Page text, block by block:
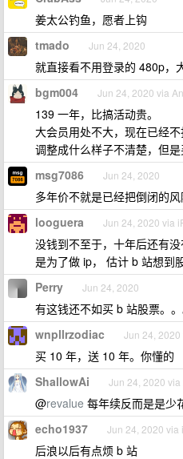
姜太公钓鱼，愿者上钩
tmado Jun 24, 2020
就直接看不用登录的 480p，
bgm004 Jun 24, 2020 via
139 一年，比搞活动贵。
大会员用处不大，现在已经
调整成什么样子不清楚，但是
msg7086 Jun 24, 2020
多年价不就是已经把倒闭的风
looguera Jun 24, 2020 via
没钱到不至于，十年后还有
是为了做 ip， 估计 b 站想到
Perry Jun 24, 2020
有这钱还不如买 b 站股票。。
wnpllrzodiac Jun 24,
买 10 年，送 10 年。你懂的
ShallowAi Jun 24, 2020
@revalue 每年续反而是是少
echo1937 Jun 24, 2020 via
后浪以后有点烦 b 站